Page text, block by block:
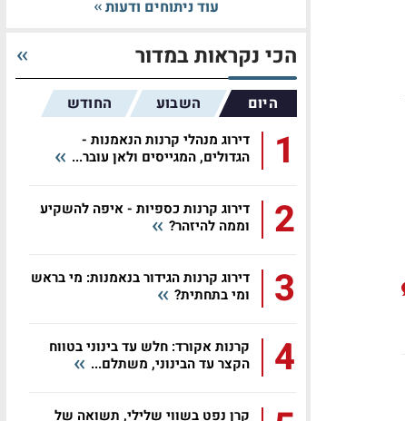
עוד ניתוחים ודעות
הכי נקראות במדור
היום השבוע החודש
1
דירוג מנהלי קרנות הנאמנות -
הגדולים, המגייסים ולאן עובר...
2
דירוג קרנות כספיות - איפה להשקיע
וממה להיזהר?
3
דירוג קרנות הגידור בנאמנות: מי בראש
ומי בתחתית?
4
קרנות אקורד: חלש עד בינוני בטווח
הקצר עד הבינוני, משתלם...
קרן נפט בשווי שלילי, תשואה של